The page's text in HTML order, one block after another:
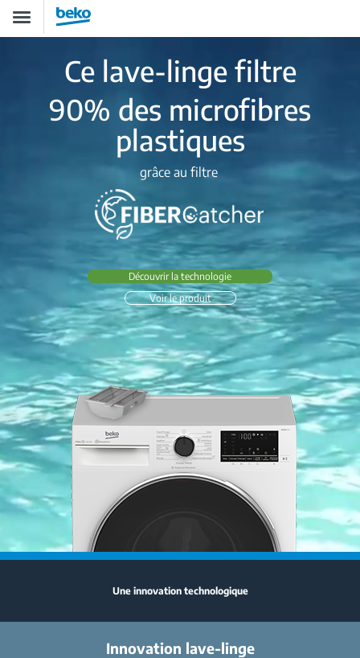
contenu
Toggle
navigation
Ce lave-linge filtre
90% des microfibres
plastiques
grâce au filtre
Découvrir la technologie
Voir le produit
Une innovation technologique
Innovation lave-linge